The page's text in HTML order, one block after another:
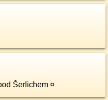
Šerlichem ¤